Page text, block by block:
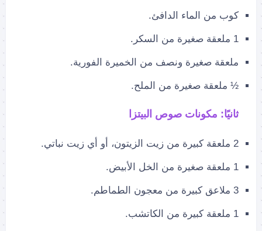
كوب من الماء الدافئ.
1 ملعقة صغيرة من السكر.
ملعقة صغيرة ونصف من الخميرة الفورية.
½ ملعقة صغيرة من الملح.
ثانيًا: مكونات صوص البيتزا
2 ملعقة كبيرة من زيت الزيتون، أو أي زيت نباتي.
1 ملعقة صغيرة من الخل الأبيض.
3 ملاعق كبيرة من معجون الطماطم.
1 ملعقة كبيرة من الكاتشب.